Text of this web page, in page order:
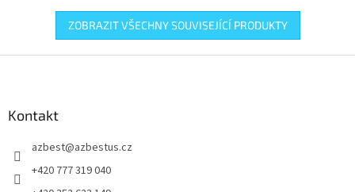
ZOBRAZIT VŠECHNY SOUVISEJÍCÍ PRODUKTY
Kontakt
azbest@azbestus.cz
+420 777 319 040